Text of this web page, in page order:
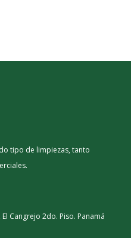
tipo de limpiezas, tanto
Cangrejo 2do. Piso. Panamá